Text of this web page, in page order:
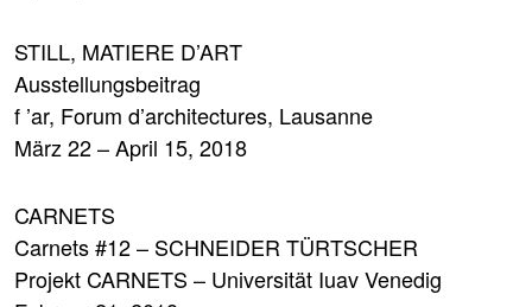
STILL, MATIERE D’ART
Ausstellungsbeitrag
f ’ar, Forum d’architectures, Lausanne
März 22 – April 15, 2018
CARNETS
Carnets #12 – SCHNEIDER TÜRTSCHER
Projekt CARNETS – Universität Iuav Venedig